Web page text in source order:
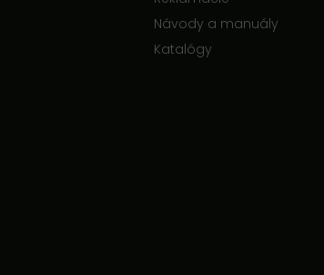
Návody a manuály
Katalógy